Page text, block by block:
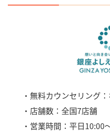
・無料カウンセリング
・店舗数：全国7店舗
・営業時間：平日10:00